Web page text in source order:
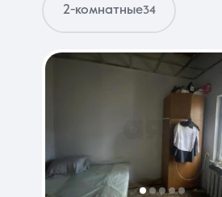
Недвижимость
О компании
2-комнатные34